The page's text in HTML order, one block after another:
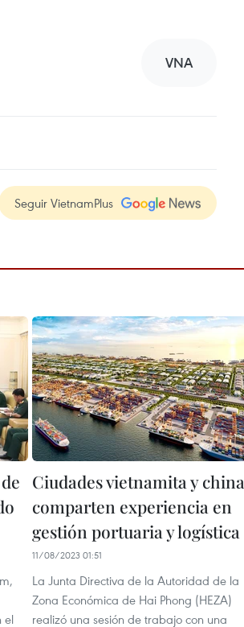
VNA
Seguir VietnamPlus
el
Ciudades vietnamita y china
comparten experiencia en
gestión portuaria y logística
11/08/2023 01:51
La Junta Directiva de la Autoridad de la
Zona Económica de Hai Phong (HEZA)
realizó una sesión de trabajo con una